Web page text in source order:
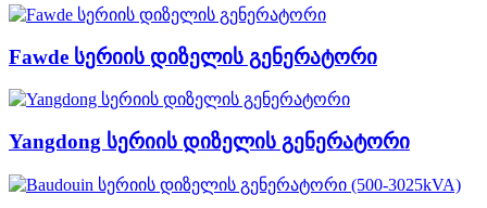
Fawde სერიის დიზელის გენერატორი
Yangdong სერიის დიზელის გენერატორი